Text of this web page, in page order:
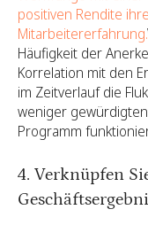
positiven Rendite
Mitarbeitererfahrung.
Häufigkeit der
Korrelation mit den
im Zeitverlauf die
weniger
Programm
4. Verknüpfen